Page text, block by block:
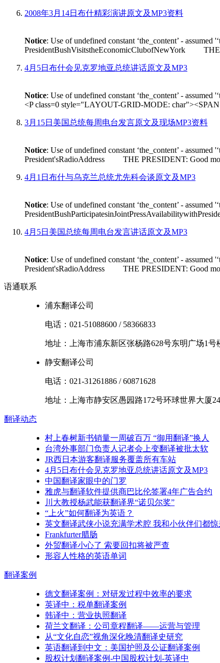
2008年3月14日布什精彩演讲原文及MP3资料
Notice: Use of undefined constant ‘the_content’ - assumed
PresidentBushVisitstheEconomicClubofNewYork THE
4月5日布什会见克罗地亚总统讲话原文及MP3
Notice: Use of undefined constant ‘the_content’ - assumed
<P class=0 style="LAYOUT-GRID-MODE:
3月15日美国总统每周电台发言原文及现场MP3资料
Notice: Use of undefined constant ‘the_content’ - assumed
President'sRadioAddress THE PRESIDENT: Good
4月1日布什与乌克兰总统尤先科会谈原文及MP3
Notice: Use of undefined constant ‘the_content’ - assumed
4月5日美国总统每周电台发言讲话原文及MP3
Notice: Use of undefined constant ‘the_content’ - assumed
President'sRadioAddress THE PRESIDENT: Good
语通联系
浦东翻译公司
电话： 021-51088600 / 58366833
地址： 上海市浦东新区张杨路628号东明广场1号
静安翻译公司
电话： 021-31261886 /60871628
地址： 上海市静安区愚园路172号环球世界大厦
翻译动态
村上春树新书销量一周破百万 “御用翻译”换人
台湾外事部门负责人记者会上变翻译被批太软
JR西日本游客翻译服务覆盖所有车站
4月5日布什会见克罗地亚总统讲话原文及MP3
中国翻译家眼中的门罗
雅虎与翻译软件提供商巴比伦签署4年广告合约
川大教授杨武能获翻译界“诺贝尔奖”
“上火”如何翻译为英语？
英文翻译武侠小说充满学术腔 我和小伙伴们都惊
Frankfurter腊肠
外贸翻译小心了 索要回扣将被严查
形容人性格的英语单词
翻译案例
德文翻译案例：对研发过程中效率的要求
英译中：税单翻译案例
韩译中：营业执照翻译
荷兰文翻译：公司章程翻译——运营与管理
从“文化自恋”视角深化晚清翻译史研究
英语翻译到中文：美国护照及公证翻译案例
股权计划翻译案例-中国股权计划-英译中